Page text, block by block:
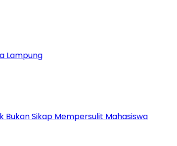
Lampung
Bukan Sikap Mempersulit Mahasiswa